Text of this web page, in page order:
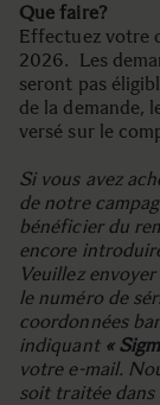
Que faire?
Effectuez votre
2026. Les
seront pas
de la demande,
versé sur le
Si vous avez
de notre
bénéficier du
encore
Veuillez
le numéro de
coordonnées
indiquant «
votre e-mail.
soit traitée dans